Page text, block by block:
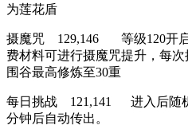
为莲花盾
摄魔咒 129,146 等级120开启
费材料可进行摄魔咒提升，每
围谷最高修炼至30重
每日挑战 121,141 进入后随
分钟后自动传出。